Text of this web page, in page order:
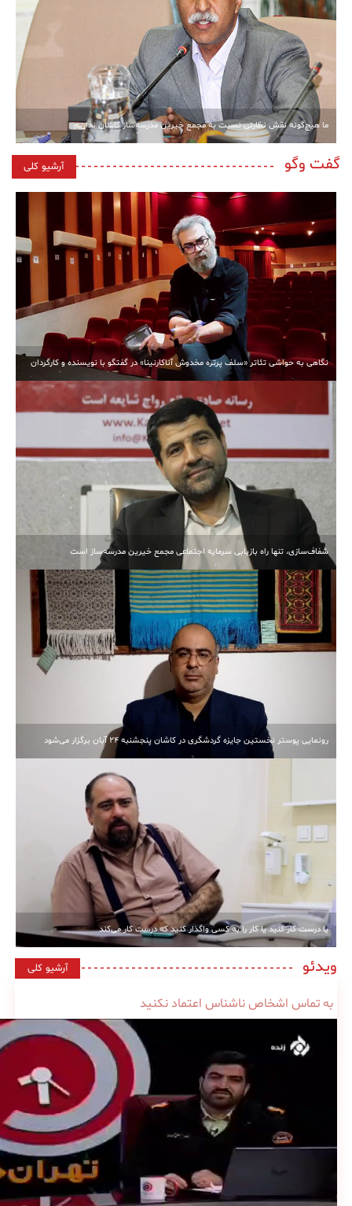
ما هیچ‌گونه نقش نظارتی نسبت به مجمع خیرین مدرسه‌ساز کاشان نداریم
گفت وگو آرشیو کلی
نگاهی به حواشی تئاتر «سلف پرتره مخدوش آناکارنینا» در گفتگو با نویسنده و کارگردان
شفاف‌سازی، تنها راه بازیابی سرمایه اجتماعی مجمع خیرین مدرسه‌ساز است
رونمایی پوستر نخستین جایزه گردشگری در کاشان پنجشنبه 24 آبان برگزار می‌شود
یا درست کار کنید یا کار را به کسی واگذار کنید که درست کار می‌کند
ویدئو آرشیو کلی
به تماس اشخاص ناشناس اعتماد نکنید